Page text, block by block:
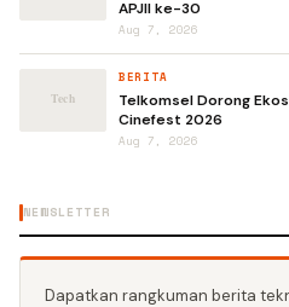
APJII ke-30
Aug 7, 2026
BERITA
Telkomsel Dorong
Cinefest 2026
Aug 7, 2026
NEWSLETTER
Dapatkan rangkuman berita